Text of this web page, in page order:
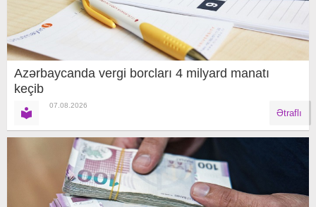
Azərbaycanda vergi borcları 4 milyard manatı
keçib
07.08.2026
Ətraflı